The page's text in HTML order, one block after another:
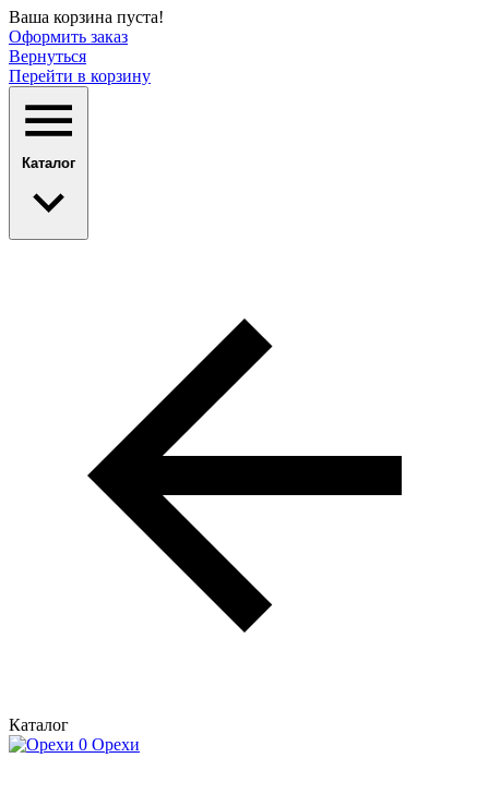
Ваша корзина пуста!
Оформить заказ
Вернуться
Перейти в корзину
Каталог
Каталог
Орехи